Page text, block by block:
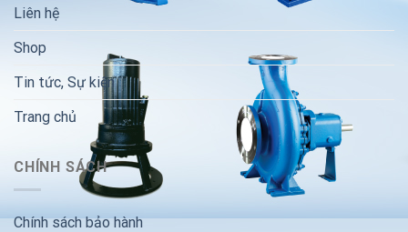
Liên hệ
Shop
Tin tức, Sự kiện
Trang chủ
CHÍNH SÁCH
Chính sách bảo hành